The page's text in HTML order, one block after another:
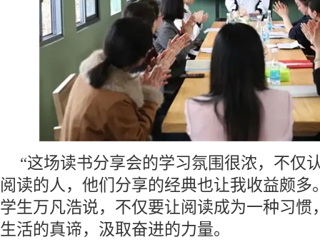
“这场读书分享会的学习氛围很浓，不仅
阅读的人，他们分享的经典也让我收益颇多
学生万凡浩说，不仅要让阅读成为一种习惯
生活的真谛，汲取奋进的力量。